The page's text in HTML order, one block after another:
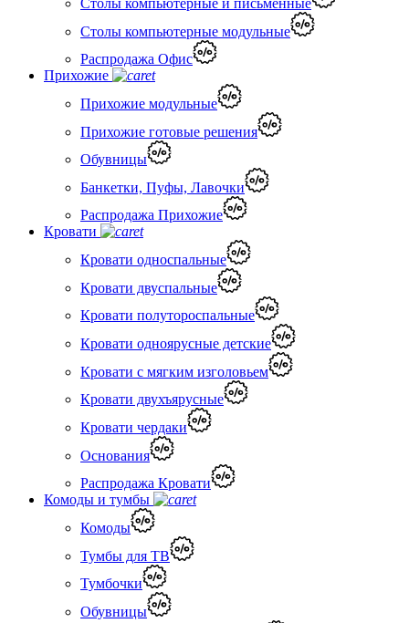
Столы компьютерные и письменные
Столы компьютерные модульные
Распродажа Офис
Прихожие
Прихожие модульные
Прихожие готовые решения
Обувницы
Банкетки, Пуфы, Лавочки
Распродажа Прихожие
Кровати
Кровати односпальные
Кровати двуспальные
Кровати полутороспальные
Кровати одноярусные детские
Кровати с мягким изголовьем
Кровати двухъярусные
Кровати чердаки
Основания
Распродажа Кровати
Комоды и тумбы
Комоды
Тумбы для ТВ
Тумбочки
Обувницы